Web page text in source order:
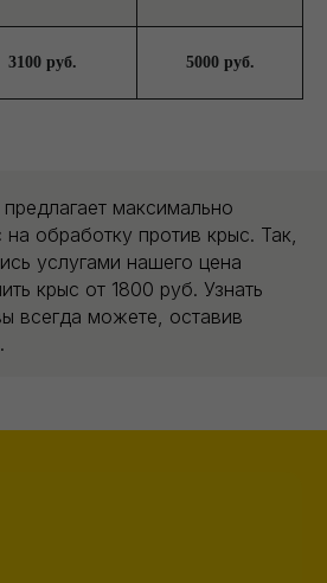
3100 руб. 5000 руб.
максимально
обработку против крыс. Так,
услугами нашего цена
крыс от 1800 руб. Узнать
всегда можете, оставив